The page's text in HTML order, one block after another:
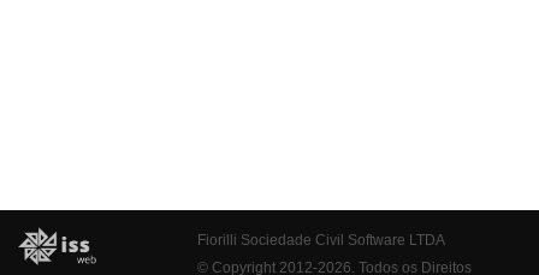
Fiorilli Sociedade Civil Software LTDA
© Copyright 2012-2026. Todos os Direitos